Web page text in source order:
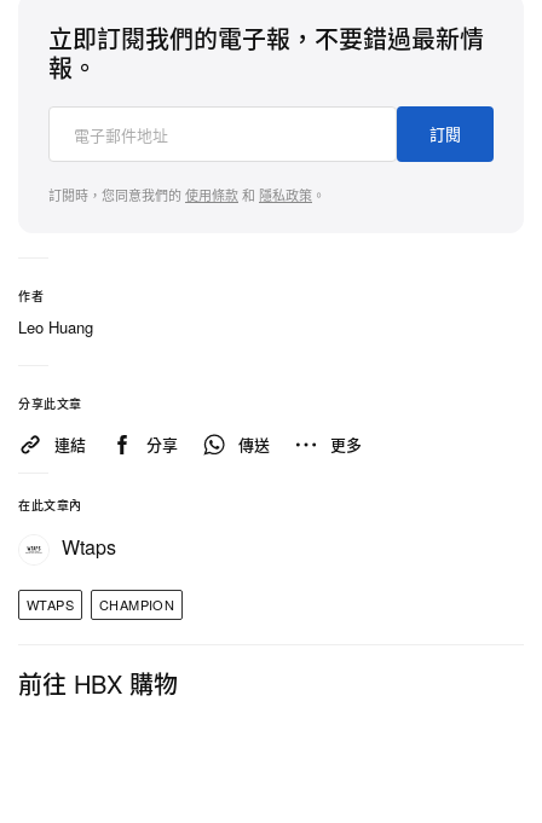
立即訂閱我們的電子報，不要錯過最新情
報。
訂閱
訂閱時，您同意我們的 使用條款和 隱私政策 。
作者
Leo Huang
分享此文章
連結 分享 傳送 更多
在此文章內
Wtaps
WTAPS CHAMPION
前往 HBX 購物